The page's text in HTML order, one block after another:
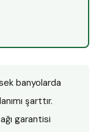
banyolarda
şarttır.
garantisi